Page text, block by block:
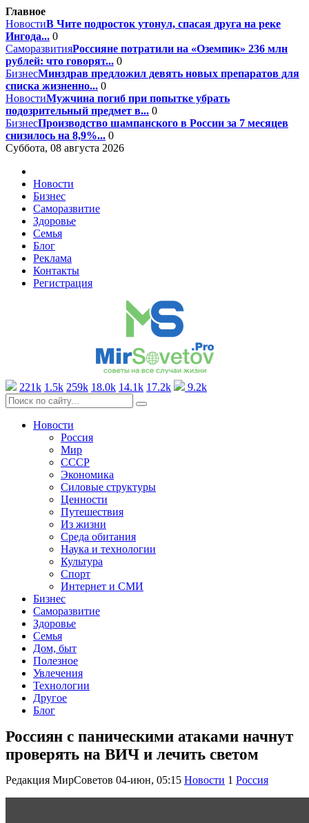
Главное
НовостиВ Чите подросток утонул, спасая друга на реке
Ингода... 0
СаморазвитияРоссияне потратили на «Оземпик» 236 млн
рублей: что говорят... 0
БизнесМинздрав предложил девять новых препаратов для
списка жизненно... 0
НовостиМужчина погиб при попытке убрать
подозрительный предмет в... 0
БизнесПроизводство шампанского в России за 7 месяцев
снизилось на 8,9%... 0
Суббота, 08 августа 2026
Новости
Бизнес
Саморазвитие
Здоровье
Семья
Блог
Реклама
Контакты
Регистрация
221k 1.5k 259k 18.0k 14.1k 17.2k 9.2k
Новости
Россия
Мир
СССР
Экономика
Силовые структуры
Ценности
Путешествия
Из жизни
Среда обитания
Наука и технологии
Культура
Спорт
Интернет и СМИ
Бизнес
Саморазвитие
Здоровье
Семья
Дом, быт
Полезное
Увлечения
Технологии
Другое
Блог
Россиян с паническими атаками начнут
проверять на ВИЧ и лечить светом
Редакция МирСоветов 04-июн, 05:15 Новости 1 Россия